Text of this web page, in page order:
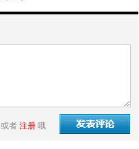
或者 注册 哦